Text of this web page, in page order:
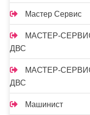
Мастер Сервис
МАСТЕР-СЕРВИС,
ДВС
МАСТЕР-СЕРВИС,
ДВС
Машинист